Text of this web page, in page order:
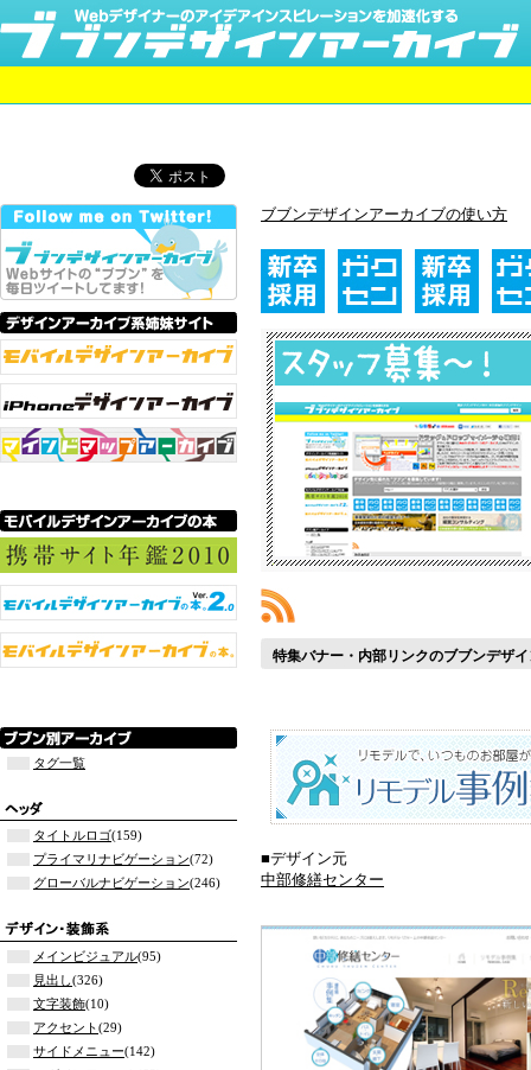
タグ一覧
タイトルロゴ(159)
プライマリナビゲーション(72)
グローバルナビゲーション(246)
メインビジュアル(95)
見出し(326)
文字装飾(10)
アクセント(29)
サイドメニュー(142)
ブブンデザインアーカイブの使い方
特集バナー・内部リンクのブブンデザ
■デザイン元
中部修繕センター